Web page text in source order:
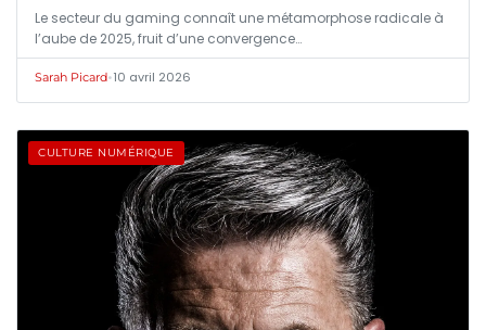
Le secteur du gaming connaît une métamorphose radicale à
l’aube de 2025, fruit d’une convergence…
Sarah Picard•10 avril 2026
CULTURE NUMÉRIQUE